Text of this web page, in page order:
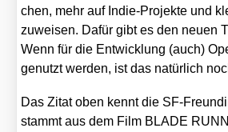
chen, mehr auf Indie-Pro­jek­te und
zu­wei­sen. Dafür gibt es den neu­en
Wenn für die Ent­wick­lung (auch)
genutzt wer­den, ist das natür­lich
Das Zitat oben kennt die SF-
stammt aus dem Film BLADE